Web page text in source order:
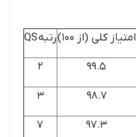
امتیاز کلی (از ۱۰۰) رتبه QS
۹۹.۵ ۲
۹۸.۷ ۳
۹۷.۳ ۷